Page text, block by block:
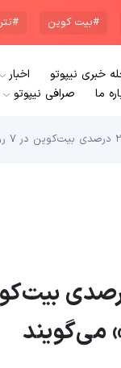
#بیت کوین #تتر
خبری نیپوتو اخبار
ما
صرافی نیپوتو